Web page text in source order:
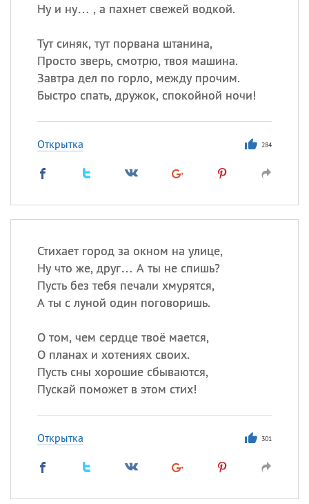
Ну и ну… , а пахнет свежей водкой.
Тут синяк, тут порвана штанина,
Просто зверь, смотрю, твоя машина.
Завтра дел по горло, между прочим.
Быстро спать, дружок, спокойной ночи!
Открытка 284
Стихает город за окном на улице,
Ну что же, друг… А ты не спишь?
Пусть без тебя печали хмурятся,
А ты с луной один поговоришь.
О том, чем сердце твоё мается,
О планах и хотениях своих.
Пусть сны хорошие сбываются,
Пускай поможет в этом стих!
Открытка 301